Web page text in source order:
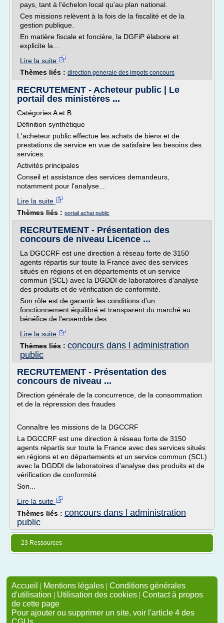
pays, tant à l'échelon local qu'au plan national.
Ces missions relèvent à la fois de la fiscalité et de la
gestion publique.
En matière fiscale et foncière, la DGFiP élabore et
explicite la...
Lire la suite
Thèmes liés : direction generale des impots concours
RECRUTEMENT - Acheteur public | Le
portail des ministères ...
Catégories A et B
Définition synthétique
L'acheteur public effectue les achats de biens et de
prestations de service en vue de satisfaire les besoins des
services.
Activités principales
Conseil et assistance des services demandeurs,
notamment pour l'analyse...
Lire la suite
Thèmes liés : portail achat public
RECRUTEMENT - Présentation des
concours de niveau Licence ...
La DGCCRF est une direction à réseau forte de 3150
agents répartis sur toute la France avec des services
situés en régions et en départements et un service
commun (SCL) avec la DGDDI de laboratoires d'analyse
des produits et de vérification de conformité.
Son rôle est de garantir les conditions d'un
fonctionnement équilibré et transparent du marché au
bénéfice de l'ensemble des...
Lire la suite
Thèmes liés : concours dans l administration
public
RECRUTEMENT - Présentation des
concours de niveau ...
Direction générale de la concurrence, de la consommation
et de la répression des fraudes
Connaître les missions de la DGCCRF
La DGCCRF est une direction à réseau forte de 3150
agents répartis sur toute la France avec des services situés
en régions et en départements et un service commun (SCL)
avec la DGDDI de laboratoires d'analyse des produits et de
vérification de conformité.
Son...
Lire la suite
Thèmes liés : concours dans l administration
public
23 Ressources
Accueil | Mentions légales | Conditions générales
d'utilisation | Utilisation des cookies | Contact à propos
de cette page
Pour ajouter ou supprimer un site, voir l'article 4 des